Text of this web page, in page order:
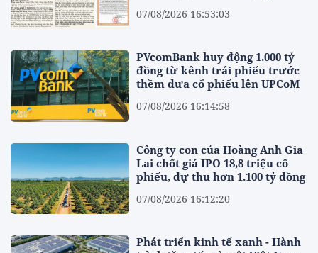
07/08/2026 16:53:03
PVcomBank huy động 1.000 tỷ
đồng từ kênh trái phiếu trước
thềm đưa cổ phiếu lên UPCoM
07/08/2026 16:14:58
Công ty con của Hoàng Anh Gia
Lai chốt giá IPO 18,8 triệu cổ
phiếu, dự thu hơn 1.100 tỷ đồng
07/08/2026 16:12:20
Phát triển kinh tế xanh - Hành